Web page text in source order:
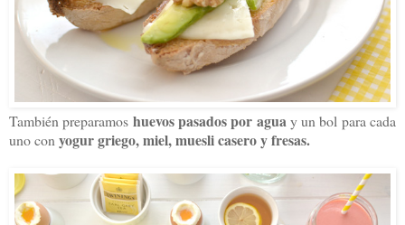
También preparamos huevos pasados por agua y un bol para cada
uno con yogur griego, miel, muesli casero y fresas.